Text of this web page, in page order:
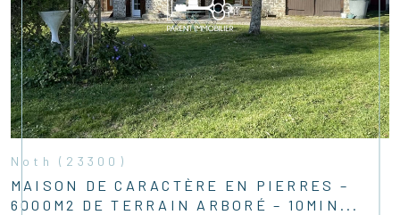
Noth (23300)
MAISON DE CARACTÈRE EN PIERRES –
6000M2 DE TERRAIN ARBORÉ – 10MIN...